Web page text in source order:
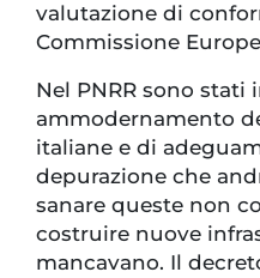
valutazione di
Commissione
Nel PNRR sono
ammodernamento
italiane e di
depurazione che
sanare queste non
costruire nuove
mancavano. Il